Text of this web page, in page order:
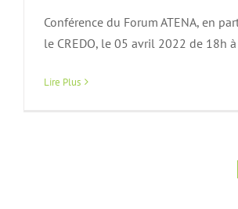
Conférence du Forum ATENA, en
le CREDO, le 05 avril 2022 de 18h
Lire Plus